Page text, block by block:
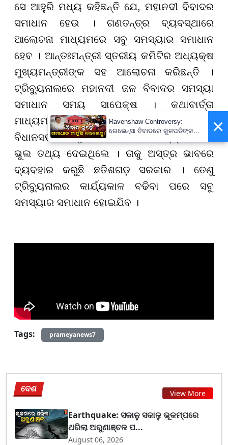
ସେ ଆହୁରି ମଧ୍ୟ କହିଛନ୍ତି ଯେ, ମହାନଦୀ ବିବାଦର
ସମାଧାନ ହେଉ । ଗଣତନ୍ତ୍ର ବ୍ୟବସ୍ଥାରେ
ଆଲୋଚନା ମାଧ୍ୟମରେ ସବୁ ସମସ୍ୟାର ସମାଧାନ
ହେବ । ଆନ୍ତଃମନ୍ତ୍ରୀ ସ୍ତରୀୟ କମିଟିର ଅଧ୍ୟକ୍ଷ
ମୁଖ୍ୟମନ୍ତ୍ରୀଙ୍କ ସହ ଆଲୋଚନା କରିଛନ୍ତି ।
ଟ୍ରିବ୍ୟୁନାଲରେ ମହାନଦୀ ଜଳ ବିବାଦର ସମସ୍ୟା
ସମାଧାନ ସମୟ ସାପେକ୍ଷ । କଥାବାର୍ତ୍ତା
ମାଧ୍ୟମରେ ସମାଧାନର ସମାଧାନ କରିବୁ ।
ବିଧାନସଭାରେ ପୂର୍ବତନ ଜଳ ସଂପଦ ମନ୍ତ୍ରୀ ଯେଉଁ
ଭୁଲ ତଥ୍ୟ ଦେଇଥିଲେ । ତାକୁ ଅସ୍ତ୍ର ଭାବରେ
ବ୍ୟବହାର କରୁଛି ଛତିଶଗଡ଼ ସରକାର । ତେଣୁ
ଟ୍ରିବ୍ୟୁନାଲର କାର୍ଯ୍ୟକାଳ ବଢିବା ପରେ ସବୁ
ସମସ୍ୟାର ସମାଧାନ ହୋଇଯିବ ।
Tags: prameyanews7
ଦେଶ View More
Earthquake: ସକାଳୁ ସକାଳୁ ଭୂକମ୍ପରେ
ଥରିଲା ଅରୁଣାଞ୍ଚଳ ପ...
August 06, 2026
×
Ravenshaw Controversy:
ରେଭେନ୍ସା ବିବାଦରେ କୁଳପତିଙ୍କ
ପ୍ରଥମ ପ୍ରତିକ୍ରିୟା- 'ଅନାବଶ୍ୟକ
ଥିଲା ଘଟଣା'